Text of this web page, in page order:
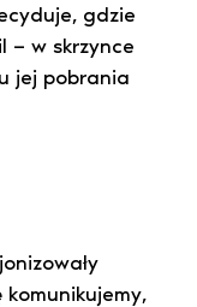
gdzie
— w skrzynce
jej pobrania
komunikujemy,